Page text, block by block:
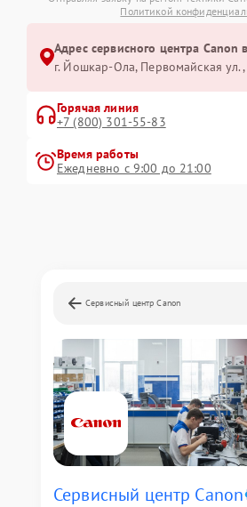
Политикой
Адрес сервисного центра
г. Йошкар-Ола, Первомайская
Горячая линия
+7 (800) 301-55-83
Время работы
Ежедневно с 9:00 до 21:00
Сервисный центр Canon
Сервисный центр Canon